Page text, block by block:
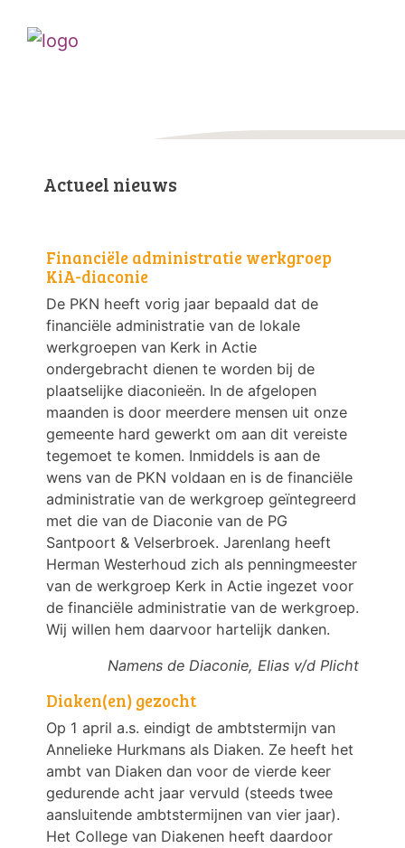
Actueel nieuws
Financiële administratie werkgroep
KiA-diaconie
De PKN heeft vorig jaar bepaald dat de
financiële administratie van de lokale
werkgroepen van Kerk in Actie
ondergebracht dienen te worden bij de
plaatselijke diaconieën. In de afgelopen
maanden is door meerdere mensen uit onze
gemeente hard gewerkt om aan dit vereiste
tegemoet te komen. Inmiddels is aan de
wens van de PKN voldaan en is de financiële
administratie van de werkgroep geïntegreerd
met die van de Diaconie van de PG
Santpoort & Velserbroek. Jarenlang heeft
Herman Westerhoud zich als penningmeester
van de werkgroep Kerk in Actie ingezet voor
de financiële administratie van de werkgroep.
Wij willen hem daarvoor hartelijk danken.
Namens de Diaconie, Elias v/d Plicht
Diaken(en) gezocht
Op 1 april a.s. eindigt de ambtstermijn van
Annelieke Hurkmans als Diaken. Ze heeft het
ambt van Diaken dan voor de vierde keer
gedurende acht jaar vervuld (steeds twee
aansluitende ambtstermijnen van vier jaar).
Het College van Diakenen heeft daardoor